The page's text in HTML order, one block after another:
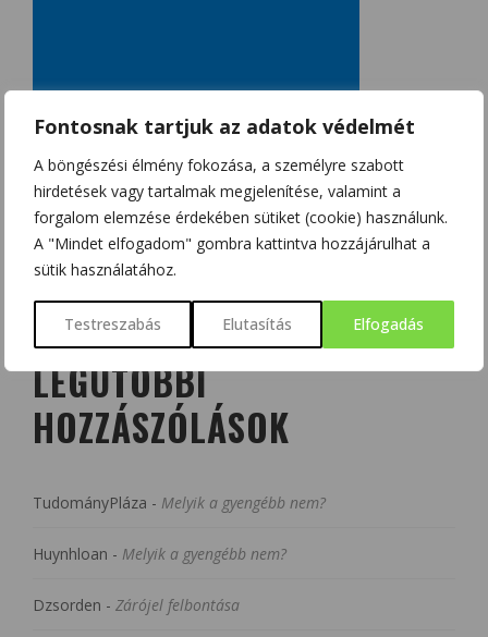
Fontosnak tartjuk az adatok védelmét
A böngészési élmény fokozása, a személyre szabott
hirdetések vagy tartalmak megjelenítése, valamint a
forgalom elemzése érdekében sütiket (cookie) használunk.
A "Mindet elfogadom" gombra kattintva hozzájárulhat a
sütik használatához.
Testreszabás Elutasítás Elfogadás
LEGUTÓBBI
HOZZÁSZÓLÁSOK
TudományPláza - Melyik a gyengébb nem?
Huynhloan - Melyik a gyengébb nem?
Dzsorden - Zárójel felbontása